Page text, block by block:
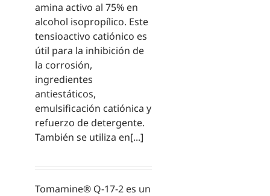
amina activo al 75% en
alcohol isopropílico. Este
tensioactivo catiónico es
útil para la inhibición de
la corrosión,
ingredientes
antiestáticos,
emulsificación catiónica y
refuerzo de detergente.
También se utiliza en[...]
Tomamine® Q-17-2 es un